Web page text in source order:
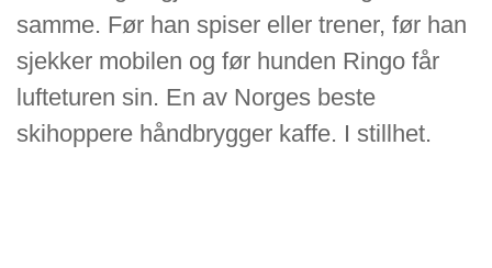
samme. Før han spiser eller trener, før han
sjekker mobilen og før hunden Ringo får
lufteturen sin. En av Norges beste
skihoppere håndbrygger kaffe. I stillhet.